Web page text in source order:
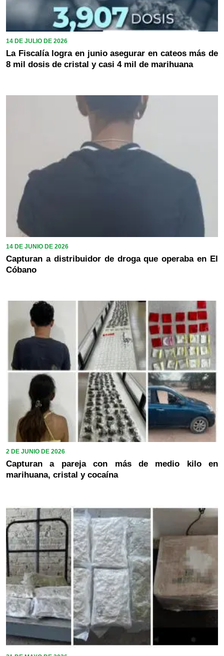
14 DE JULIO DE 2026
La Fiscalía logra en junio asegurar en cateos más de
8 mil dosis de cristal y casi 4 mil de marihuana
14 DE JUNIO DE 2026
Capturan a distribuidor de droga que operaba en El
Cóbano
2 DE JUNIO DE 2026
Capturan a pareja con más de medio kilo en
marihuana, cristal y cocaína